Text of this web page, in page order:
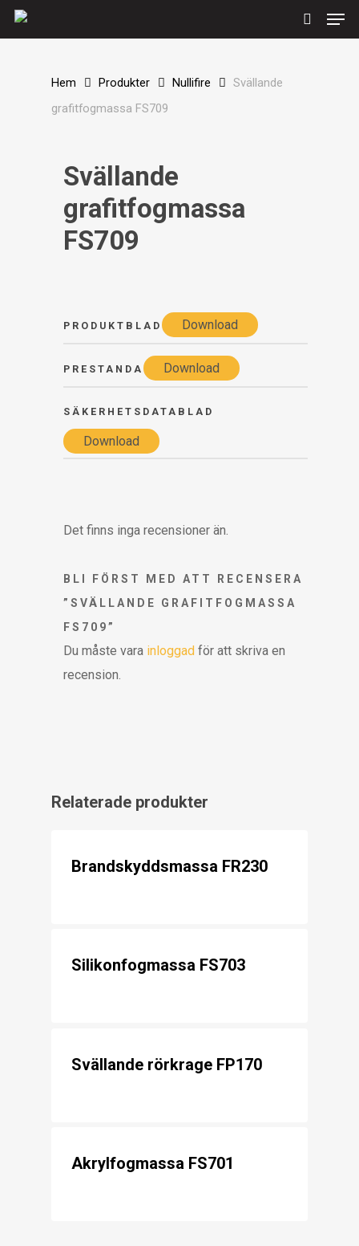
Skip
to
search
Hem Produkter Nullifire
Svällande
grafitfogmassa FS709
Svällande
grafitfogmassa
FS709
PRODUKTBLAD Download
PRESTANDA Download
SÄKERHETSDATABLAD
Download
Det finns inga recensioner än.
BLI FÖRST MED ATT RECENSERA
”SVÄLLANDE GRAFITFOGMASSA
FS709”
Du måste vara inloggad för att skriva en
recension.
Relaterade produkter
Brandskyddsmassa FR230
Silikonfogmassa FS703
Svällande rörkrage FP170
Akrylfogmassa FS701